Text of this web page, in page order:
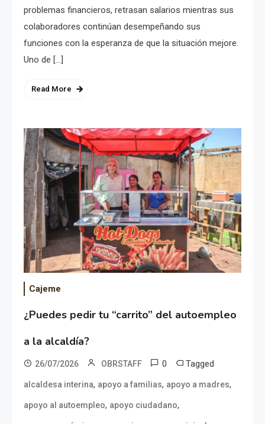
problemas financieros, retrasan salarios mientras sus
colaboradores continúan desempeñando sus
funciones con la esperanza de que la situación mejore.
Uno de […]
Read More
Cajeme
¿Puedes pedir tu “carrito” del autoempleo
a la alcaldía?
26/07/2026 OBRSTAFF 0 Tagged
alcaldesa interina, apoyo a familias, apoyo a madres,
apoyo al autoempleo, apoyo ciudadano,